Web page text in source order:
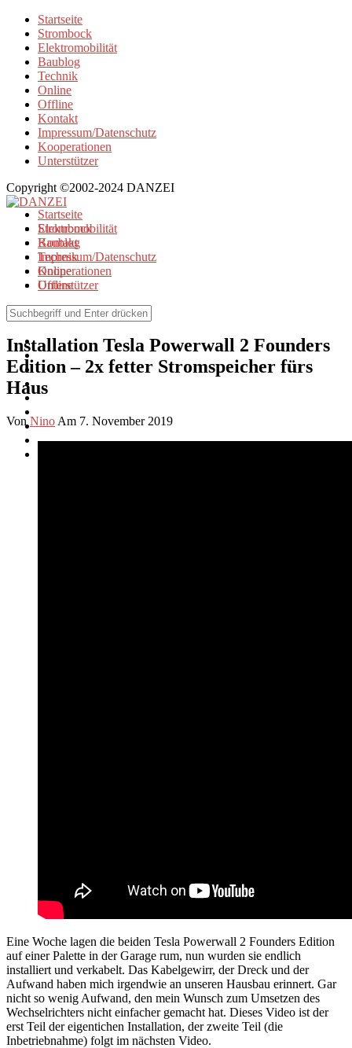
Startseite
Strombock
Elektromobilität
Baublog
Technik
Online
Offline
Kontakt
Impressum/Datenschutz
Kooperationen
Unterstützer
Copyright ©2002-2024 DANZEI
Startseite
Strombock
Kontakt
Impressum/Datenschutz
Kooperationen
Unterstützer
Elektromobilität
Baublog
Technik
Online
Offline
Offline
Installation Tesla Powerwall 2 Founders
Edition – 2x fetter Stromspeicher fürs
Haus
Von Nino Am 7. November 2019
Eine Woche lagen die beiden Tesla Powerwall 2 Founders Edition
auf einer Palette in der Garage rum, nun wurden sie endlich
installiert und verkabelt. Das Kabelgewirr, der Dreck und der
Aufwand haben mich irgendwie an unseren Hausbau erinnert. Gar
nicht so wenig Aufwand, den mein Wunsch zum Umsetzen des
Wechselrichters nicht einfacher gemacht hat. Dieses Video ist der
erst Teil der eigentichen Installation, der zweite Teil (die
Inbetriebnahme) folgt im nächsten Video.